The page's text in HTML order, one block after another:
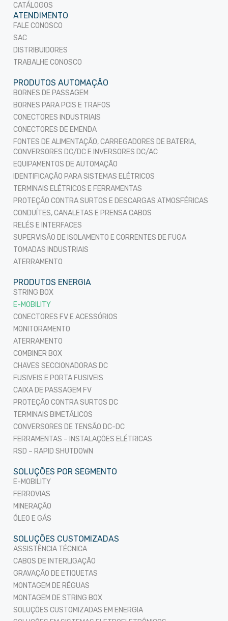
CATÁLOGOS
ATENDIMENTO
FALE CONOSCO
SAC
DISTRIBUIDORES
TRABALHE CONOSCO
PRODUTOS AUTOMAÇÃO
BORNES DE PASSAGEM
BORNES PARA PCIS E TRAFOS
CONECTORES INDUSTRIAIS
CONECTORES DE EMENDA
FONTES DE ALIMENTAÇÃO, CARREGADORES DE BATERIA,
CONVERSORES DC/DC E INVERSORES DC/AC
EQUIPAMENTOS DE AUTOMAÇÃO
IDENTIFICAÇÃO PARA SISTEMAS ELÉTRICOS
TERMINAIS ELÉTRICOS E FERRAMENTAS
PROTEÇÃO CONTRA SURTOS E DESCARGAS ATMOSFÉRICAS
CONDUÍTES, CANALETAS E PRENSA CABOS
RELÉS E INTERFACES
SUPERVISÃO DE ISOLAMENTO E CORRENTES DE FUGA
TOMADAS INDUSTRIAIS
ATERRAMENTO
PRODUTOS ENERGIA
STRING BOX
E-MOBILITY
CONECTORES FV E ACESSÓRIOS
MONITORAMENTO
ATERRAMENTO
COMBINER BOX
CHAVES SECCIONADORAS DC
FUSIVEIS E PORTA FUSIVEIS
CAIXA DE PASSAGEM FV
PROTEÇÃO CONTRA SURTOS DC
TERMINAIS BIMETÁLICOS
CONVERSORES DE TENSÃO DC-DC
FERRAMENTAS – INSTALAÇÕES ELÉTRICAS
RSD – RAPID SHUTDOWN
SOLUÇÕES POR SEGMENTO
E-MOBILITY
FERROVIAS
MINERAÇÃO
ÓLEO E GÁS
SOLUÇÕES CUSTOMIZADAS
ASSISTÊNCIA TÉCNICA
CABOS DE INTERLIGAÇÃO
GRAVAÇÃO DE ETIQUETAS
MONTAGEM DE RÉGUAS
MONTAGEM DE STRING BOX
SOLUÇÕES CUSTOMIZADAS EM ENERGIA